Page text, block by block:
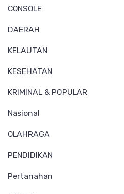
CONSOLE
DAERAH
KELAUTAN
KESEHATAN
KRIMINAL & POPULAR
Nasional
OLAHRAGA
PENDIDIKAN
Pertanahan